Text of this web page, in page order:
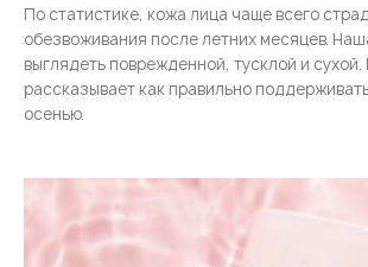
По статистике, кожа лица чаще всего
обезвоживания после летних месяцев.
выглядеть поврежденной, тусклой и сухой.
рассказывает как правильно
осенью.